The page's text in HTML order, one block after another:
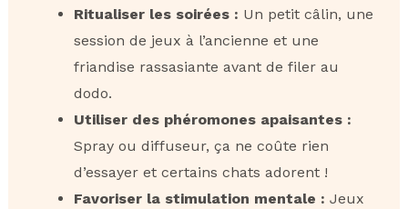
Ritualiser les soirées : Un petit câlin, une
session de jeux à l’ancienne et une
friandise rassasiante avant de filer au
dodo.
Utiliser des phéromones apaisantes :
Spray ou diffuseur, ça ne coûte rien
d’essayer et certains chats adorent !
Favoriser la stimulation mentale : Jeux